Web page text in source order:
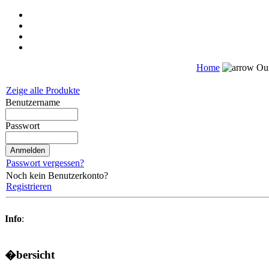
Home
Zeige alle Produkte
Benutzername
Passwort
Passwort vergessen?
Noch kein Benutzerkonto?
Registrieren
Info:
�bersicht